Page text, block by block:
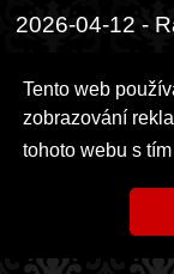
Tento web
zobrazování
tohoto webu s
2026-04-12 -
Brzobohatého
2026-06-06 -
Copyright © 1999 -